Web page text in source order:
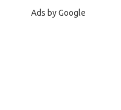
Ads by Google